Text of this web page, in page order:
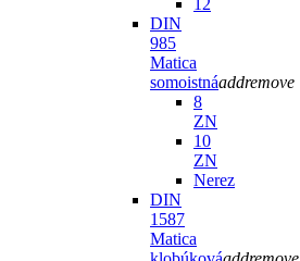
12
DIN
985
Matica
somoistnáaddremove
8
ZN
10
ZN
Nerez
DIN
1587
Matica